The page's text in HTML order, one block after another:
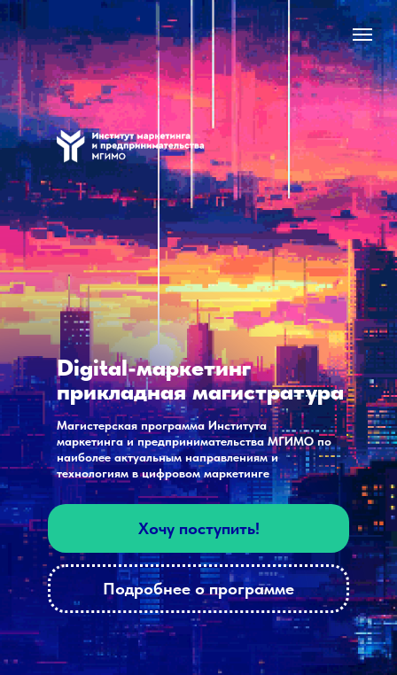
Digital-маркетинг
прикладная магистратура
Магистерская программа Института
маркетинга и предпринимательства МГИМО по
наиболее актуальным направлениям и
технологиям в цифровом маркетинге
Хочу поступить!
Подробнее о программе